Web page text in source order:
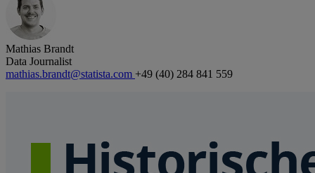
Mathias Brandt
Data Journalist
mathias.brandt@statista.com +49 (40) 284 841 559